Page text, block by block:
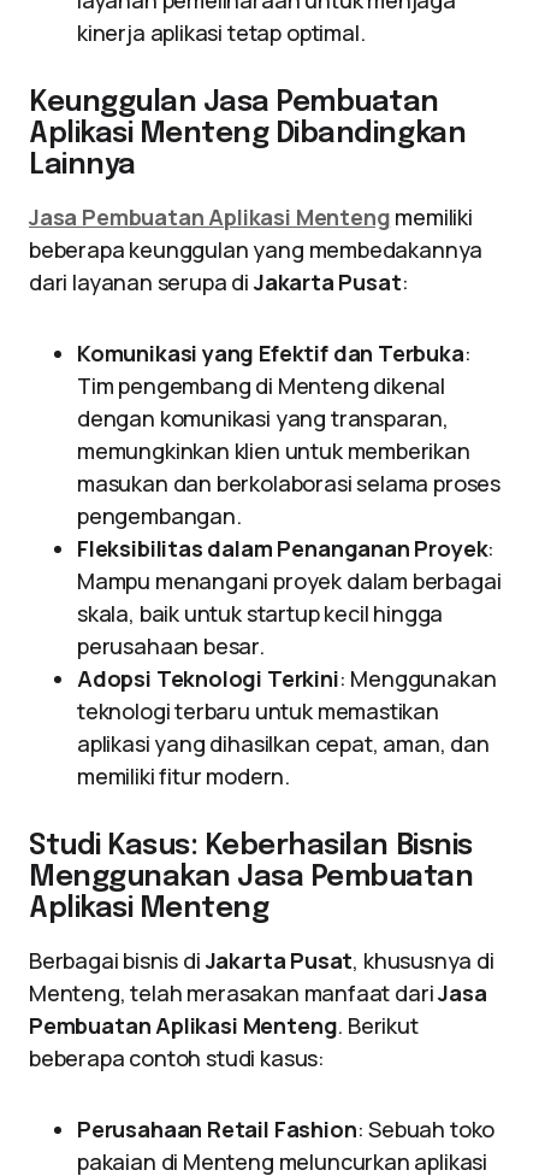
kinerja aplikasi tetap optimal.
Keunggulan Jasa Pembuatan
Aplikasi Menteng Dibandingkan
Lainnya
Jasa Pembuatan Aplikasi Menteng memiliki
beberapa keunggulan yang membedakannya
dari layanan serupa diJakarta Pusat:
Komunikasi yang Efektif dan Terbuka:
Tim pengembang di Menteng dikenal
dengan komunikasi yang transparan,
memungkinkan klien untuk memberikan
masukan dan berkolaborasi selama proses
pengembangan.
Fleksibilitas dalam Penanganan Proyek:
Mampu menangani proyek dalam berbagai
skala, baik untuk startup kecil hingga
perusahaan besar.
Adopsi Teknologi Terkini: Menggunakan
teknologi terbaru untuk memastikan
aplikasi yang dihasilkan cepat, aman, dan
memiliki fitur modern.
Studi Kasus: Keberhasilan Bisnis
Menggunakan Jasa Pembuatan
Aplikasi Menteng
Berbagai bisnis diJakarta Pusat, khususnya di
Menteng, telah merasakan manfaat dariJasa
Pembuatan Aplikasi Menteng. Berikut
beberapa contoh studi kasus:
Perusahaan Retail Fashion: Sebuah toko
pakaian di Menteng meluncurkan aplikasi